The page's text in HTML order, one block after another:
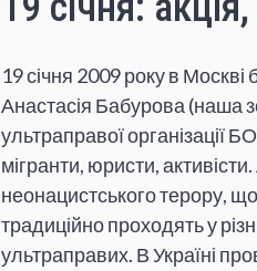
19 січня 2009 року в
Анастасія Бабурова (наша
ультраправої організації
мігранти, юристи,
неонацистського терору,
традиційно проходять у
ультраправих. В Україні